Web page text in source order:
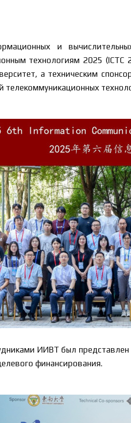
и
технологиям 2025
а техническим
телекоммуникационных
ИИВТ был
финансирования.